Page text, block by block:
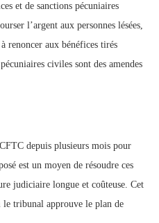
et de sanctions pécuniaires
l’argent aux personnes lésées,
renoncer aux bénéfices tirés
civiles sont des amendes
depuis plusieurs mois pour
est un moyen de résoudre ces
judiciaire longue et coûteuse. Cet
tribunal approuve le plan de